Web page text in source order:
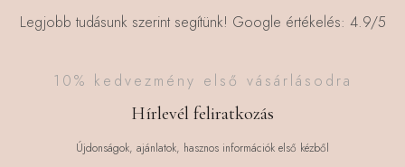
Legjobb tudásunk szerint segítünk! Google értékelés: 4.9/5
10% kedvezmény első vásárlásodra
Hírlevél feliratkozás
Újdonságok, ajánlatok, hasznos információk első kézből